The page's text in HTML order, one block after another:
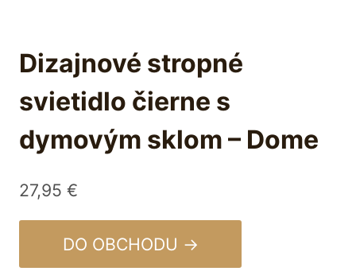
Dizajnové stropné
svietidlo čierne s
dymovým sklom – Dome
27,95 €
DO OBCHODU →